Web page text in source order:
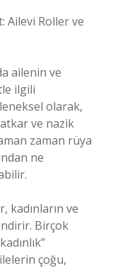
Ailevi Roller ve
ailenin ve
ilgili
olarak,
ve nazik
zaman rüya
ne
kadınların ve
Birçok
çoğu,